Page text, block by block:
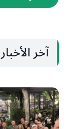
آخر الأخبار